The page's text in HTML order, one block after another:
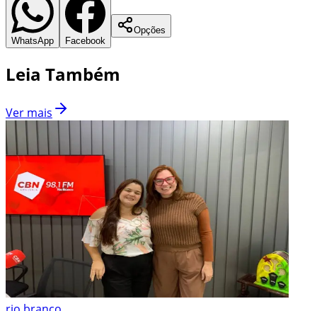
WhatsApp Facebook
Opções
Leia Também
Ver mais